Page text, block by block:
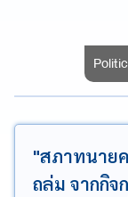
"สภาทนาย
ถล่ม จากกิจ